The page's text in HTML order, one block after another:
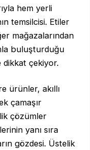
hem yerli
temsilcisi. Etiler
mağazalarından
buluşturduğu
çekiyor.
ürünler, akıllı
çamaşır
çözümler
yanı sıra
gözdesi. Üstelik